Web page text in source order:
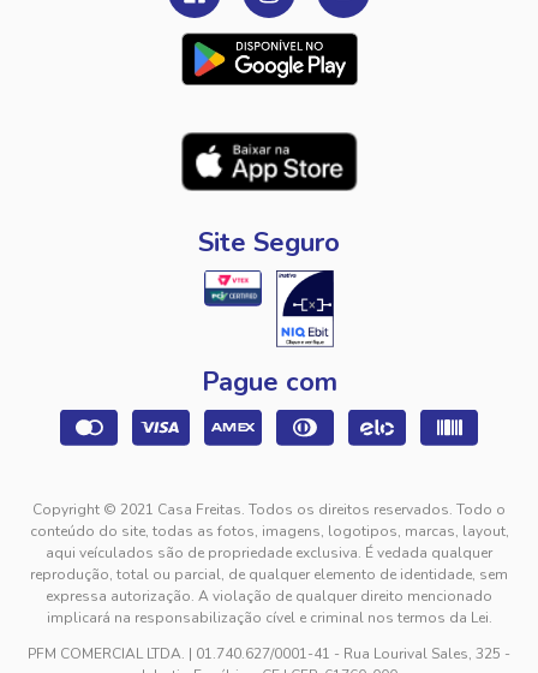
Site Seguro
Pague com
Copyright © 2021 Casa Freitas. Todos os direitos reservados. Todo o
conteúdo do site, todas as fotos, imagens, logotipos, marcas, layout,
aqui veículados são de propriedade exclusiva. É vedada qualquer
reprodução, total ou parcial, de qualquer elemento de identidade, sem
expressa autorização. A violação de qualquer direito mencionado
implicará na responsabilização cível e criminal nos termos da Lei.
PFM COMERCIAL LTDA. | 01.740.627/0001-41 - Rua Lourival Sales, 325 -